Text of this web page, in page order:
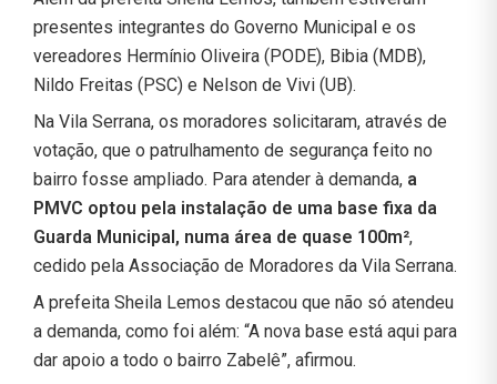
presentes integrantes do Governo Municipal e os
vereadores Hermínio Oliveira (PODE), Bibia (MDB),
Nildo Freitas (PSC) e Nelson de Vivi (UB).
Na Vila Serrana, os moradores solicitaram, através de
votação, que o patrulhamento de segurança feito no
bairro fosse ampliado. Para atender à demanda, a
PMVC optou pela instalação de uma base fixa da
Guarda Municipal, numa área de quase 100m²,
cedido pela Associação de Moradores da Vila Serrana.
A prefeita Sheila Lemos destacou que não só atendeu
a demanda, como foi além: “A nova base está aqui para
dar apoio a todo o bairro Zabelê”, afirmou.